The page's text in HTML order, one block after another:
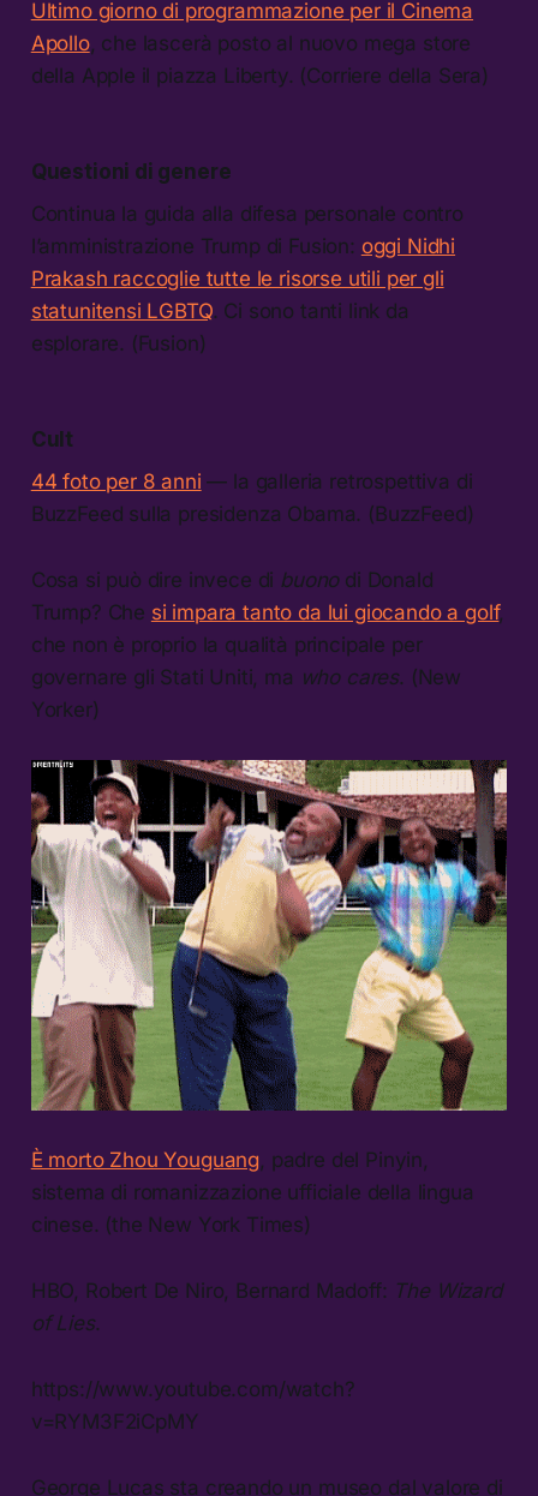
Ultimo giorno di programmazione per il Cinema
Apollo, che lascerà posto al nuovo mega store
della Apple il piazza Liberty. (Corriere della Sera)
Questioni di genere
Continua la guida alla difesa personale contro
l’amministrazione Trump di Fusion: oggi Nidhi
Prakash raccoglie tutte le risorse utili per gli
statunitensi LGBTQ. Ci sono tanti link da
esplorare. (Fusion)
Cult
44 foto per 8 anni — la galleria retrospettiva di
BuzzFeed sulla presidenza Obama. (BuzzFeed)
Cosa si può dire invece di buonodi Donald
Trump? Che si impara tanto da lui giocando a golf,
che non è proprio la qualità principale per
governare gli Stati Uniti, ma who cares. (New
Yorker)
È morto Zhou Youguang, padre del Pinyin,
sistema di romanizzazione ufficiale della lingua
cinese. (the New York Times)
HBO, Robert De Niro, Bernard Madoff: The Wizard
of Lies.
https://www.youtube.com/watch?
v=RYM3F2iCpMY
George Lucas sta creando un museo dal valore di